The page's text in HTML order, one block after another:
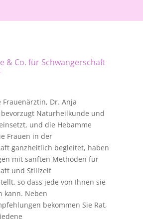
& Co. für Schwangerschaft
Frauenärztin, Dr. Anja
Naturheilkunde und
und die Hebamme
Frauen in der
ganzheitlich begleitet, haben
mit sanften Methoden für
und Stillzeit
so dass jede von Ihnen sie
kann. Neben
bekommen Sie Rat,